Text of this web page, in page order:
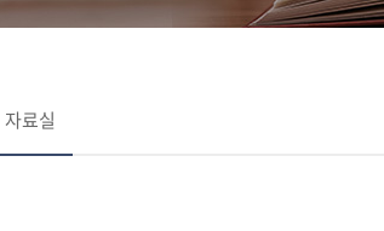
자료실